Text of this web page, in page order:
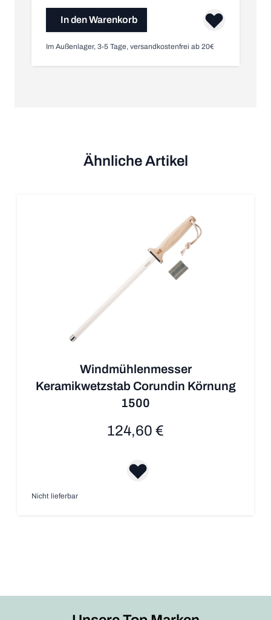
In den Warenkorb
Im Außenlager, 3-5 Tage, versandkostenfrei ab 20€
Ähnliche Artikel
Windmühlenmesser
Keramikwetzstab Corundin Körnung
1500
124,60 €
Nicht lieferbar